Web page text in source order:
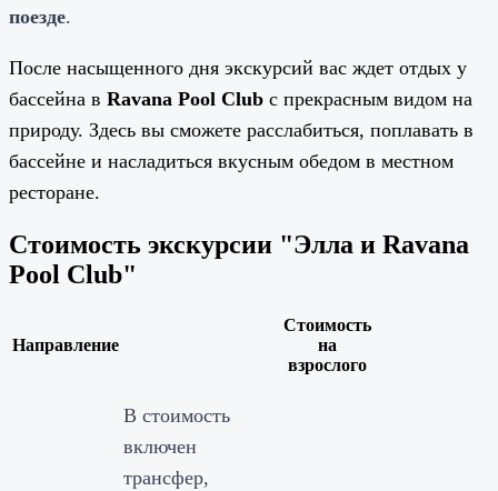
поезде.
После насыщенного дня экскурсий вас ждет отдых у
бассейна в Ravana Pool Club с прекрасным видом на
природу. Здесь вы сможете расслабиться, поплавать в
бассейне и насладиться вкусным обедом в местном
ресторане.
Стоимость экскурсии "Элла и Ravana
Pool Club"
Направление
Стоимость
на
взрослого
В стоимость
включен
трансфер,